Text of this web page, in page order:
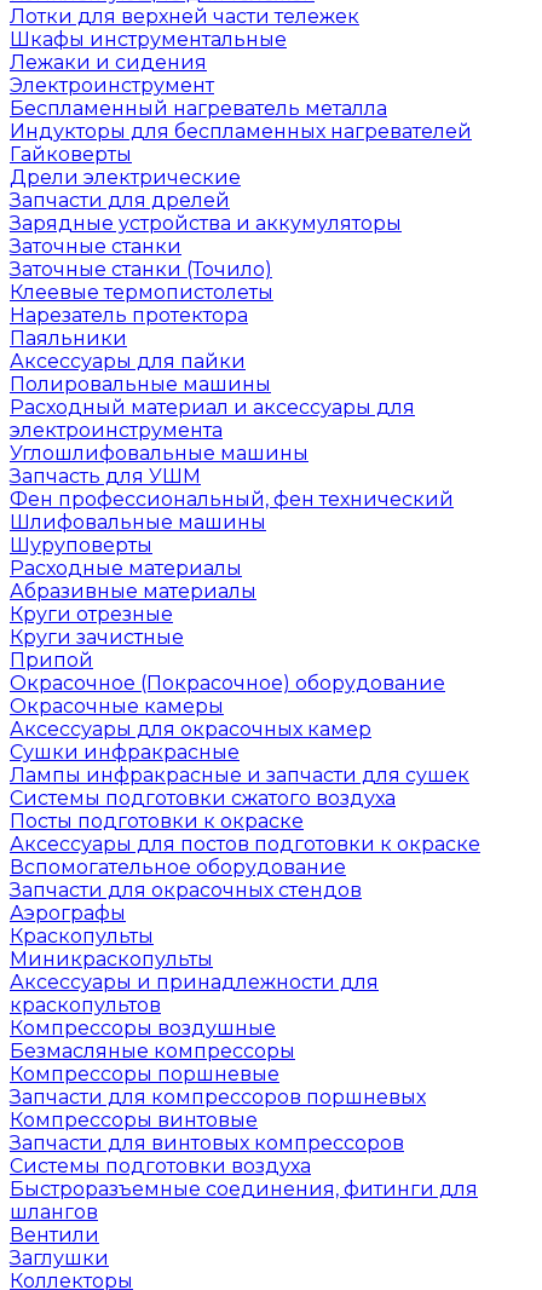
Лотки для верхней части тележек
Шкафы инструментальные
Лежаки и сидения
Электроинструмент
Беспламенный нагреватель металла
Индукторы для беспламенных нагревателей
Гайковерты
Дрели электрические
Запчасти для дрелей
Зарядные устройства и аккумуляторы
Заточные станки
Заточные станки (Точило)
Клеевые термопистолеты
Нарезатель протектора
Паяльники
Аксессуары для пайки
Полировальные машины
Расходный материал и аксессуары для
электроинструмента
Углошлифовальные машины
Запчасть для УШМ
Фен профессиональный, фен технический
Шлифовальные машины
Шуруповерты
Расходные материалы
Абразивные материалы
Круги отрезные
Круги зачистные
Припой
Окрасочное (Покрасочное) оборудование
Окрасочные камеры
Аксессуары для окрасочных камер
Сушки инфракрасные
Лампы инфракрасные и запчасти для сушек
Системы подготовки сжатого воздуха
Посты подготовки к окраске
Аксессуары для постов подготовки к окраске
Вспомогательное оборудование
Запчасти для окрасочных стендов
Аэрографы
Краскопульты
Миникраскопульты
Аксессуары и принадлежности для
краскопультов
Компрессоры воздушные
Безмасляные компрессоры
Компрессоры поршневые
Запчасти для компрессоров поршневых
Компрессоры винтовые
Запчасти для винтовых компрессоров
Системы подготовки воздуха
Быстроразъемные соединения, фитинги для
шлангов
Вентили
Заглушки
Коллекторы